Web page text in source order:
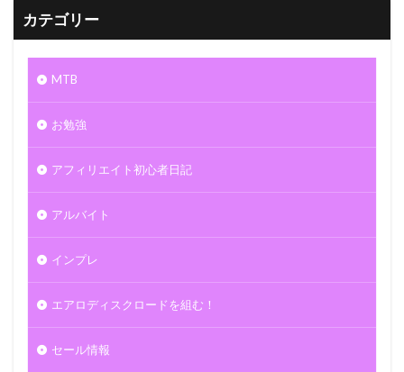
カテゴリー
MTB
お勉強
アフィリエイト初心者日記
アルバイト
インプレ
エアロディスクロードを組む！
セール情報